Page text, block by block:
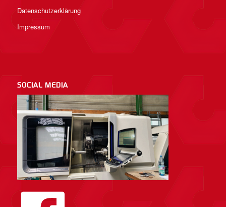
Datenschutzerklärung
Impressum
SOCIAL MEDIA